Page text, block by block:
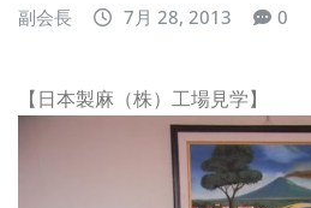
副会長 7月 28, 2013 0
【日本製麻（株）工場見学】